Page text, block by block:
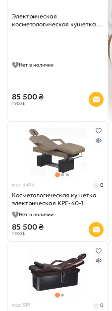
Электрическая
косметологическая кушетка
Нет в наличии
85 500 ₴
1 900 $
код 3503
Косметологическая кушетка
электрическая KPE-40-1
0
Нет в наличии
85 500 ₴
1 900 $
код 3191 0